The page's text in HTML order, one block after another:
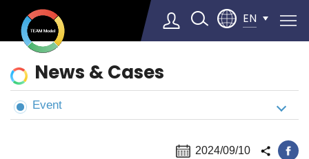
EN
▼
News
&
Cases
News & Cases
Event
2024/09/10